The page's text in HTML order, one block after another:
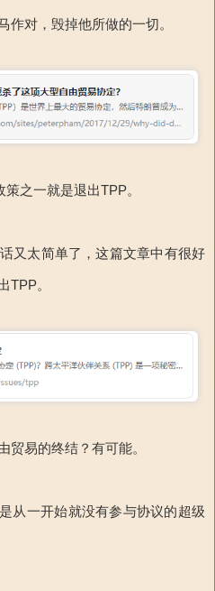
作对，毁掉他所做的一切。
之一就是退出TPP。
又太简单了，这篇文章中有很好
TPP。
贸易的终结？有可能。
从一开始就没有参与协议的超级